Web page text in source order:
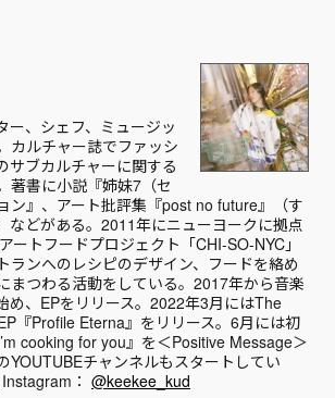
ー、シェフ、ミュージッ
カルチャー誌でファッシ
サブカルチャーに関する
著書に小説『姉妹7（セ
ン』、アート批評集『post no future』（す
などがある。2011年にニューヨークに拠点
ートフードプロジェクト「CHI-SO-NYC」
ランへのレシピのデザイン、フードを絡め
まつわる活動をしている。2017年から音楽
め、EPをリリース。2022年3月にはThe
『Profile Eterna』をリリース。6月には初
cooking for you』を＜Positive Message＞
YOUTUBEチャンネルもスタートしてい
Instagram： @keekee_kud